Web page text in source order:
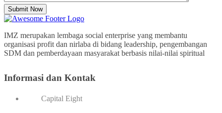
Submit Now
IMZ merupakan lembaga social enterprise yang membantu
organisasi profit dan nirlaba di bidang leadership, pengembangan
SDM dan pemberdayaan masyarakat berbasis nilai-nilai spiritual
Informasi dan Kontak
Capital Eight